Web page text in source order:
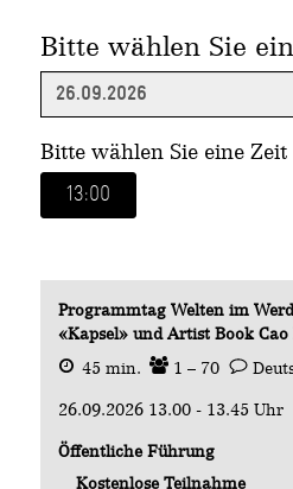
Bitte wählen Sie
Bitte wählen Sie eine Zeit
13:00
Programmtag Welten im
«Kapsel» und Artist Book Cao
45 min.
1 – 70
26.09.2026 13.00 - 13.45 Uhr
Öffentliche Führung
Kostenlose Teilnahme